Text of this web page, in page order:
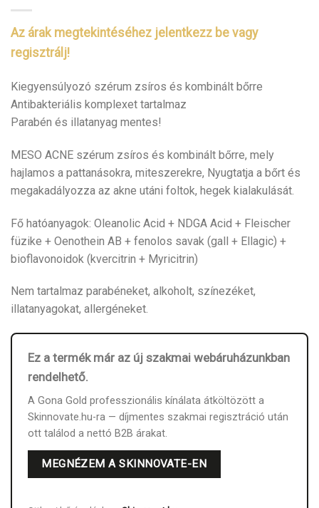
Az árak megtekintéséhez jelentkezz be vagy
regisztrálj!
Kiegyensúlyozó szérum zsíros és kombinált bőrre
Antibakteriális komplexet tartalmaz
Parabén és illatanyag mentes!
MESO ACNE szérum zsíros és kombinált bőrre, mely
hajlamos a pattanásokra, miteszerekre, Nyugtatja a bőrt és
megakadályozza az akne utáni foltok, hegek kialakulását.
Fő hatóanyagok: Oleanolic Acid + NDGA Acid + Fleischer
füzike + Oenothein AB + fenolos savak (gall + Ellagic) +
bioflavonoidok (kvercitrin + Myricitrin)
Nem tartalmaz parabéneket, alkoholt, színezéket,
illatanyagokat, allergéneket.
Ez a termék már az új szakmai webáruházunkban
rendelhető.
A Gona Gold professzionális kínálata átköltözött a
Skinnovate.hu-ra — díjmentes szakmai regisztráció után
ott találod a nettó B2B árakat.
MEGNÉZEM A SKINNOVATE-EN